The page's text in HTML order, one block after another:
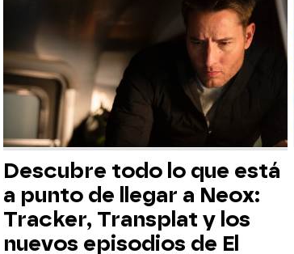
Descubre todo lo que está
a punto de llegar a Neox:
Tracker, Transplat y los
nuevos episodios de El